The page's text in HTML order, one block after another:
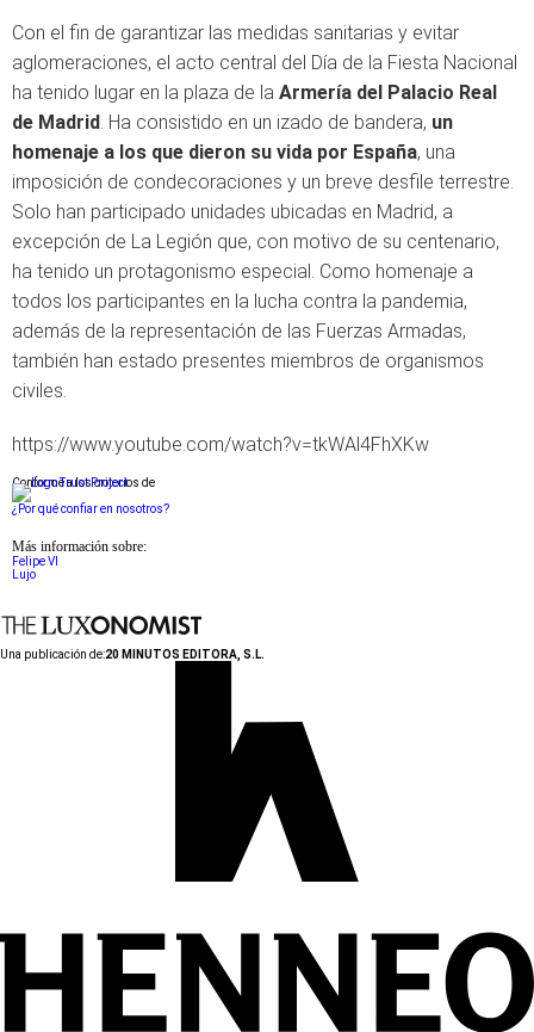
Con el fin de garantizar las medidas sanitarias y evitar
aglomeraciones, el acto central del Día de la Fiesta Nacional
ha tenido lugar en la plaza de la Armería del Palacio Real
de Madrid. Ha consistido en un izado de bandera, un
homenaje a los que dieron su vida por España, una
imposición de condecoraciones y un breve desfile terrestre.
Solo han participado unidades ubicadas en Madrid, a
excepción de La Legión que, con motivo de su centenario,
ha tenido un protagonismo especial. Como homenaje a
todos los participantes en la lucha contra la pandemia,
además de la representación de las Fuerzas Armadas,
también han estado presentes miembros de organismos
civiles.
https://www.youtube.com/watch?v=tkWAl4FhXKw
Conforme a los criterios de
¿Por qué confiar en nosotros?
Más información sobre:
Felipe VI
Lujo
Una publicación de:20 MINUTOS EDITORA, S.L.